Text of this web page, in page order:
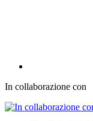
In collaborazione con